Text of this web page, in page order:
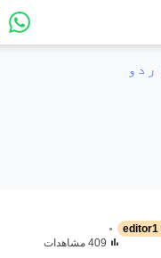
اردو
editor1
409 مشاهدات